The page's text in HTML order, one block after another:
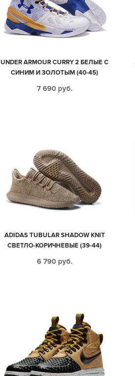
UNDER ARMOUR CURRY 2 БЕЛЫЕ С
СИНИМ И ЗОЛОТЫМ (40-45)
7 690 руб.
ADIDAS TUBULAR SHADOW KNIT
СВЕТЛО-КОРИЧНЕВЫЕ (39-44)
6 790 руб.